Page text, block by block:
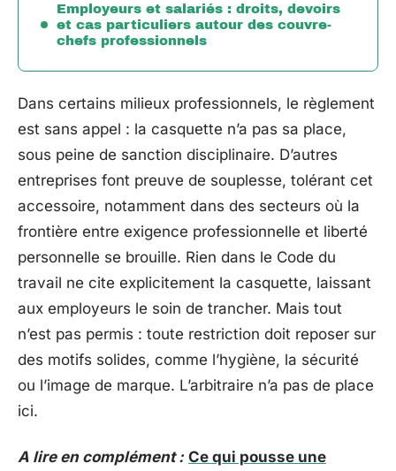
Employeurs et salariés : droits, devoirs
et cas particuliers autour des couvre-
chefs professionnels
Dans certains milieux professionnels, le règlement
est sans appel : la casquette n’a pas sa place,
sous peine de sanction disciplinaire. D’autres
entreprises font preuve de souplesse, tolérant cet
accessoire, notamment dans des secteurs où la
frontière entre exigence professionnelle et liberté
personnelle se brouille. Rien dans le Code du
travail ne cite explicitement la casquette, laissant
aux employeurs le soin de trancher. Mais tout
n’est pas permis : toute restriction doit reposer sur
des motifs solides, comme l’hygiène, la sécurité
ou l’image de marque. L’arbitraire n’a pas de place
ici.
A lire en complément : Ce qui pousse une